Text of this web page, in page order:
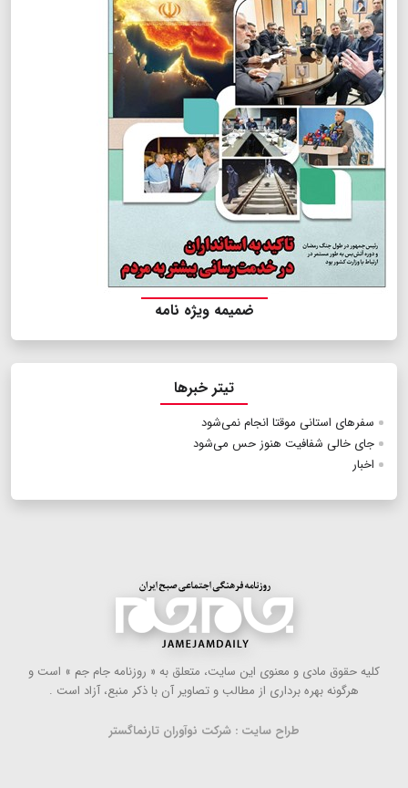
ضمیمه ویژه نامه
تیتر خبرها
سفرهای استانی موقتا انجام نمی‌شود
جای خالی شفافیت هنوز حس می‌شود
اخبار
كلیه حقوق مادی و معنوی این سایت، متعلق به « روزنامه جام جم » است و
هرگونه بهره ‌برداری از مطالب و تصاویر آن با ذكر منبع، آزاد است .
طراح سایت : شرکت نوآوران تارنماگستر